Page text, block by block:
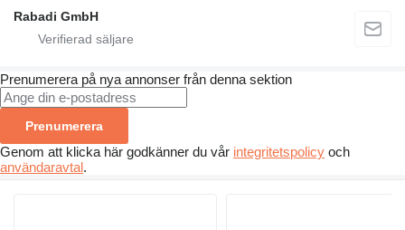
Rabadi GmbH
Prenumerera på nya annonser från denna sektion
Prenumerera
Genom att klicka här godkänner du vår integritetspolicy och
användaravtal.